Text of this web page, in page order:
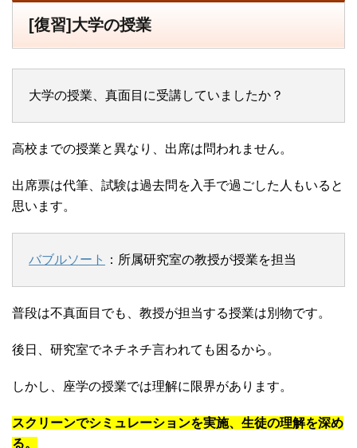
[復習]大学の授業
大学の授業、真面目に受講していましたか？
高校までの授業と異なり、出席は問われません。
出席票は代筆、試験は過去問を入手で過ごした人もいると
思います。
バブルソート ：所属研究室の教授が授業を担当
普段は不真面目でも、教授が担当する授業は別物です。
後日、研究室でネチネチ言われても困るから。
しかし、座学の授業では理解に限界があります。
スクリーンでシミュレーションを実施、生徒の理解を深め
る。